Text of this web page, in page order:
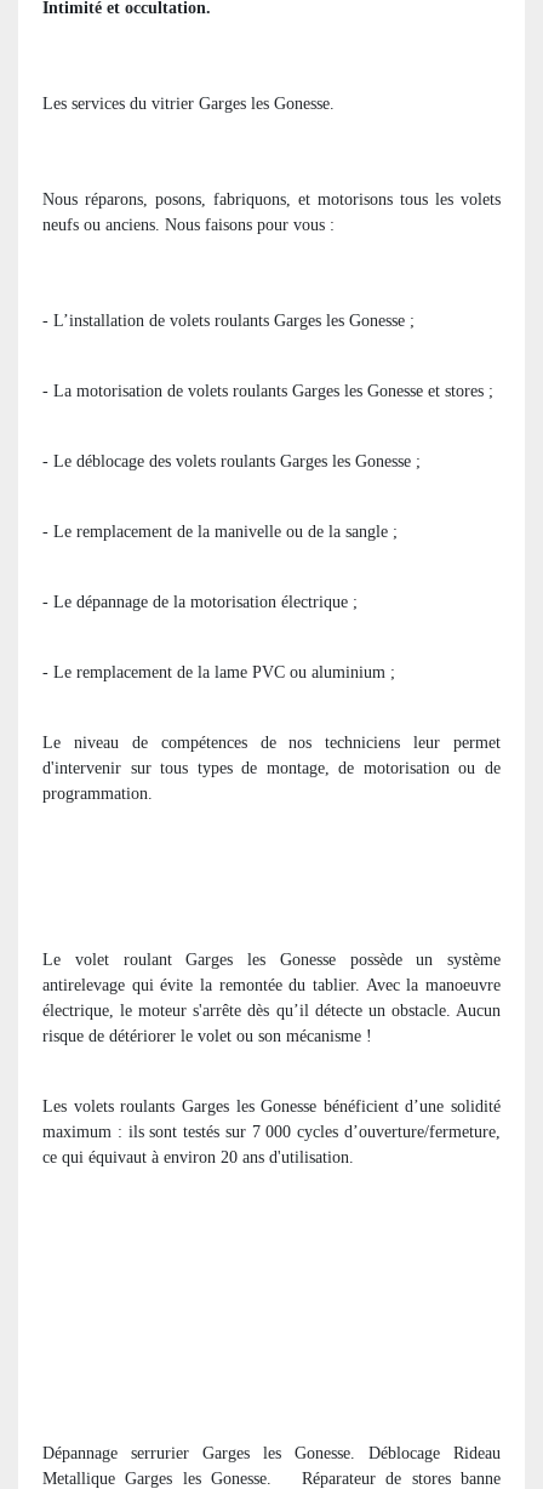
Intimité et occultation.
Les services du vitrier Garges les Gonesse.
Nous réparons, posons, fabriquons, et motorisons tous les volets
neufs ou anciens. Nous faisons pour vous :
- L’installation de volets roulants Garges les Gonesse ;
- La motorisation de volets roulants Garges les Gonesse et stores ;
- Le déblocage des volets roulants Garges les Gonesse ;
- Le remplacement de la manivelle ou de la sangle ;
- Le dépannage de la motorisation électrique ;
- Le remplacement de la lame PVC ou aluminium ;
Le niveau de compétences de nos techniciens leur permet
d'intervenir sur tous types de montage, de motorisation ou de
programmation.
Le volet roulant Garges les Gonesse possède un système
antirelevage qui évite la remontée du tablier. Avec la manoeuvre
électrique, le moteur s'arrête dès qu’il détecte un obstacle. Aucun
risque de détériorer le volet ou son mécanisme !
Les volets roulants Garges les Gonesse bénéficient d’une solidité
maximum : ils sont testés sur 7 000 cycles d’ouverture/fermeture,
ce qui équivaut à environ 20 ans d'utilisation.
Dépannage serrurier Garges les Gonesse. Déblocage Rideau
Metallique Garges les Gonesse. Réparateur de stores banne